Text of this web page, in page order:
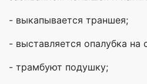
- выкапывается траншея;
- выставляется опалубка на
- трамбуют подушку;